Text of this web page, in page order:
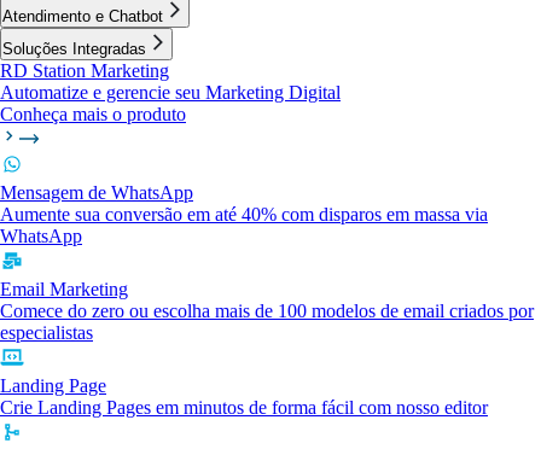
Atendimento e Chatbot
Soluções Integradas
RD Station Marketing
Automatize e gerencie seu Marketing Digital
Conheça mais o produto
Mensagem de WhatsApp
Aumente sua conversão em até 40% com disparos em massa via
WhatsApp
Email Marketing
Comece do zero ou escolha mais de 100 modelos de email criados por
especialistas
Landing Page
Crie Landing Pages em minutos de forma fácil com nosso editor